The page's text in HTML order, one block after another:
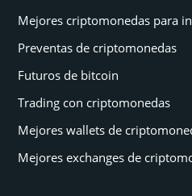
Mejores criptomonedas para
Preventas de criptomonedas
Futuros de bitcoin
Trading con criptomonedas
Mejores wallets de
Mejores exchanges de